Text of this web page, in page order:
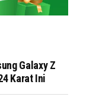
Galaxy Z
Karat Ini